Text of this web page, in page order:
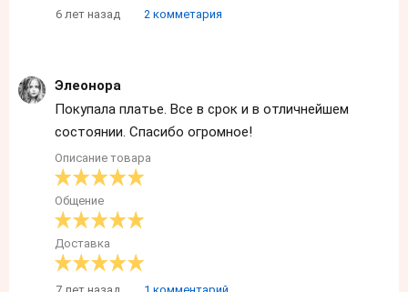
6 лет назад 2 комметария
Элеонора
Покупала платье. Все в срок и в отличнейшем
состоянии. Спасибо огромное!
Описание товара
Общение
Доставка